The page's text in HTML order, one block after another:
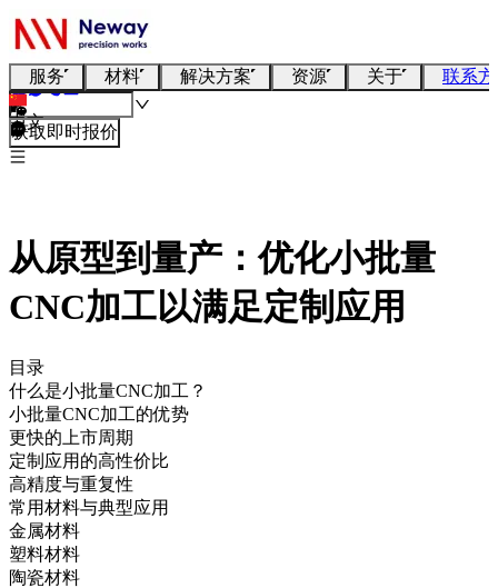
服务 材料 解决方案 资源 关于 联系
中文
获取即时报价
从原型到量产：优化小批量
CNC加工以满足定制应用
目录
什么是小批量CNC加工？
小批量CNC加工的优势
更快的上市周期
定制应用的高性价比
高精度与重复性
常用材料与典型应用
金属材料
塑料材料
陶瓷材料